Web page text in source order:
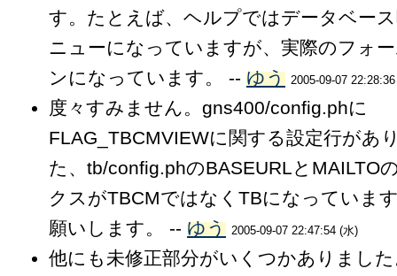
す。たとえば、ヘルプではデータベー
ニューになっていますが、実際のフォ
ンになっています。 -- ゆう 2005-09-07
度々すみません。gns400/config.phに
FLAG_TBCMVIEWに関する設定行があ
た、tb/config.phのBASEURLとMAILTO
クスがTBCMではなくTBになっていま
願いします。 -- ゆう 2005-09-07 22:47:54 (水)
他にも未修正部分がいくつかありまし